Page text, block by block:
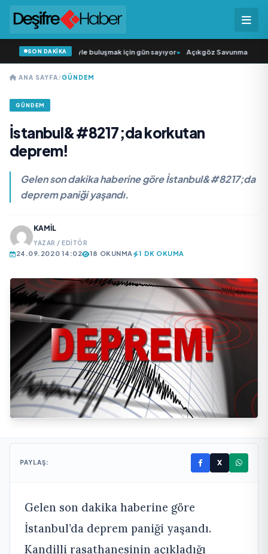
SON DAKİKA
Şarkıcısı” seyircisiyle buluşmak için gün sayıyor• Açıkgöz Savunma Sanayi
ANA SAYFA/GÜNDEM
GÜNDEM
İstanbul&#8217;da korkutan
deprem!
Gelen son dakika haberine göre İstanbul&#8217;da
deprem paniği yaşandı.
KAMIL
YAZAR / EDITÖR
24.09.2020 14:02 18 OKUNMA 1 DK OKUMA
PAYLAŞ: X
Gelen son dakika haberine göre
İstanbul’da deprem paniği yaşandı.
Kandilli rasathanesinin açıkladığı